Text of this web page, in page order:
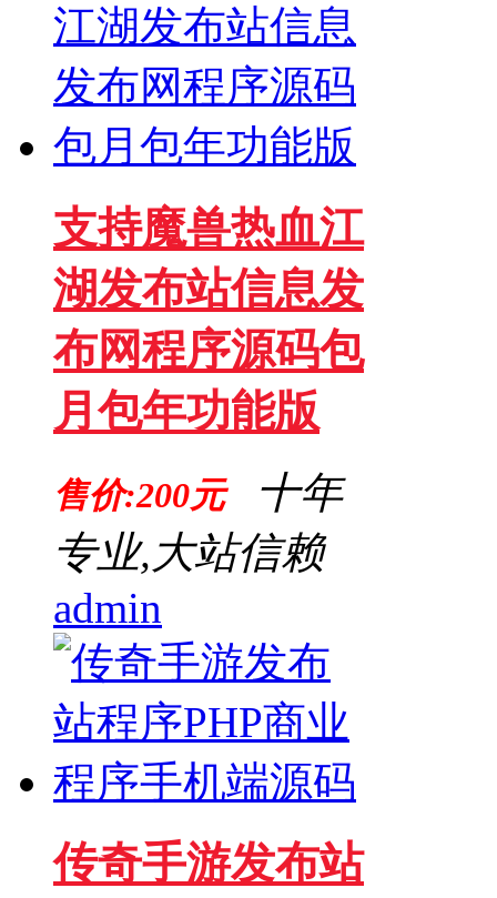
支持魔兽热血江
湖发布站信息发
布网程序源码包
月包年功能版
售价:200元
十年
专业,大站信赖
admin
传奇手游发布站